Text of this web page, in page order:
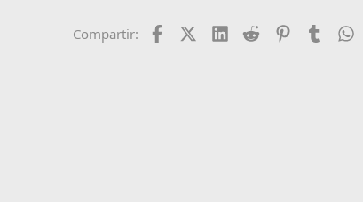
Compartir: FacebookX (Twitter)
LinkedIn
Reddit PinterestTumblr